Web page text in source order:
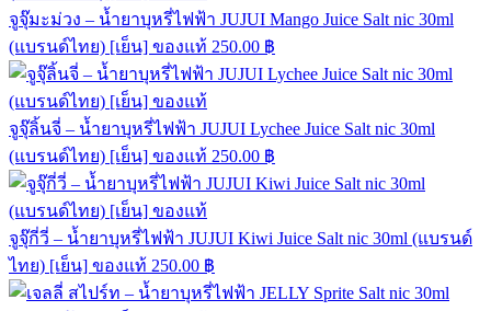
จูจุ๊มะม่วง – น้ำยาบุหรี่ไฟฟ้า JUJUI Mango Juice Salt nic 30ml
(แบรนด์ไทย) [เย็น] ของแท้ 250.00 ฿
จูจุ๊ลิ้นจี่ – น้ำยาบุหรี่ไฟฟ้า JUJUI Lychee Juice Salt nic 30ml
(แบรนด์ไทย) [เย็น] ของแท้ 250.00 ฿
จูจุ๊กี่วี่ – น้ำยาบุหรี่ไฟฟ้า JUJUI Kiwi Juice Salt nic 30ml (แบรนด์
ไทย) [เย็น] ของแท้ 250.00 ฿